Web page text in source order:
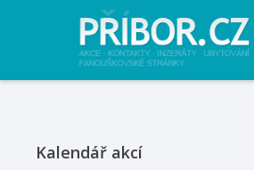
Kalendář akcí